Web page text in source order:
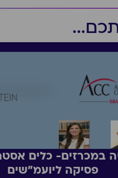
במכרזים- כלים
פסיקה ליועמ״שים